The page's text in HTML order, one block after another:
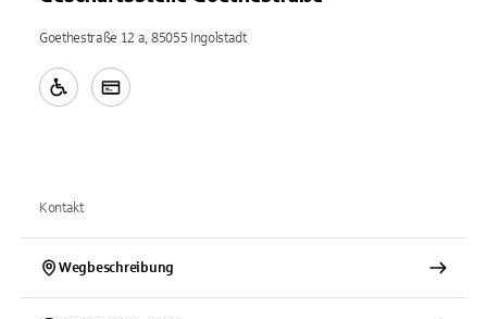
Goethestraße 12 a, 85055 Ingolstadt
Kontakt
Wegbeschreibung